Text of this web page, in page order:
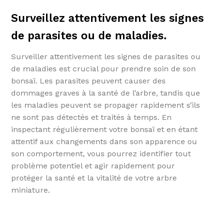
Surveillez attentivement les signes
de parasites ou de maladies.
Surveiller attentivement les signes de parasites ou
de maladies est crucial pour prendre soin de son
bonsaï. Les parasites peuvent causer des
dommages graves à la santé de l’arbre, tandis que
les maladies peuvent se propager rapidement s’ils
ne sont pas détectés et traités à temps. En
inspectant régulièrement votre bonsaï et en étant
attentif aux changements dans son apparence ou
son comportement, vous pourrez identifier tout
problème potentiel et agir rapidement pour
protéger la santé et la vitalité de votre arbre
miniature.